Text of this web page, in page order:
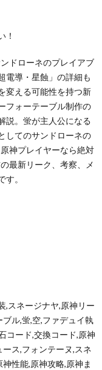
！
ドローネのプレイアブ
電導・星蝕」の詳細も
変える可能性を持つ新
フォーテーブル制作の
説。蛍が主人公になる
してのサンドローネの
神プレイヤーなら絶対
最新リーク、考察、メ
。
,スネージナヤ,原神リー
ル,蛍,空,ファデュイ執
コード,交換コード,原神
ス,フォンテーヌ,スネ
性能,原神攻略,原神ま